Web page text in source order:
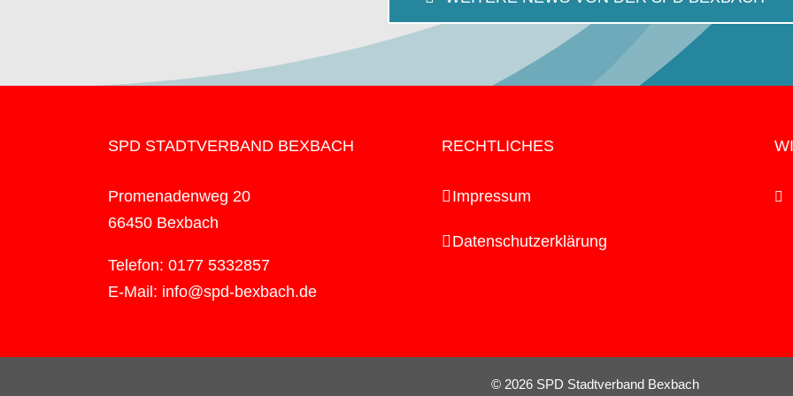
SPD STADTVERBAND BEXBACH
Promenadenweg 20
66450 Bexbach
Telefon: 0177 5332857
E-Mail: info@spd-bexbach.de
RECHTLICHES
Impressum
Datenschutzerklärung
© 2026 SPD Stadtverband Bexbach